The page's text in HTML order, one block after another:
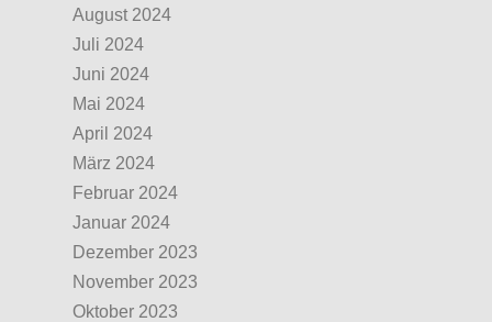
August 2024
Juli 2024
Juni 2024
Mai 2024
April 2024
März 2024
Februar 2024
Januar 2024
Dezember 2023
November 2023
Oktober 2023